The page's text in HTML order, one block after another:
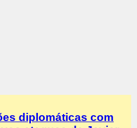
diplomáticas com